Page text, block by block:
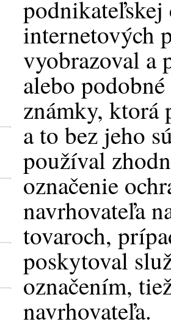
internetových
vyobrazoval a
alebo
známky, ktorá
a to bez jeho
používal
označenie
navrhovateľa
tovaroch,
poskytoval
označením,
navrhovateľa.